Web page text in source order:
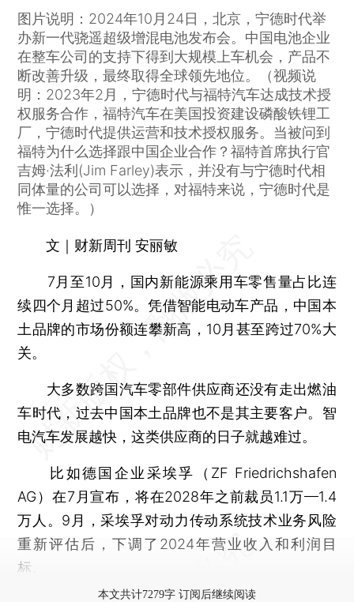
图片说明：2024年10月24日，北京，宁德时代举
办新一代骁遥超级增混电池发布会。中国电池企业
在整车公司的支持下得到大规模上车机会，产品不
断改善升级，最终取得全球领先地位。（视频说
明：2023年2月，宁德时代与福特汽车达成技术授
权服务合作，福特汽车在美国投资建设磷酸铁锂工
厂，宁德时代提供运营和技术授权服务。当被问到
福特为什么选择跟中国企业合作？福特首席执行官
吉姆·法利(Jim Farley)表示，并没有与宁德时代相
同体量的公司可以选择，对福特来说，宁德时代是
惟一选择。）
文｜财新周刊 安丽敏
7月至10月，国内新能源乘用车零售量占比连
续四个月超过50%。凭借智能电动车产品，中国本
土品牌的市场份额连攀新高，10月甚至跨过70%大
关。
大多数跨国汽车零部件供应商还没有走出燃油
车时代，过去中国本土品牌也不是其主要客户。智
电汽车发展越快，这类供应商的日子就越难过。
比如德国企业采埃孚（ZF Friedrichshafen
AG）在7月宣布，将在2028年之前裁员1.1万—1.4
万人。9月，采埃孚对动力传动系统技术业务风险
重新评估后，下调了2024年营业收入和利润目
标。
本文共计7279字 订阅后继续阅读